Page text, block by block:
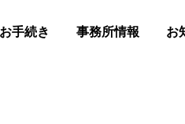
手続き 事務所情報 お